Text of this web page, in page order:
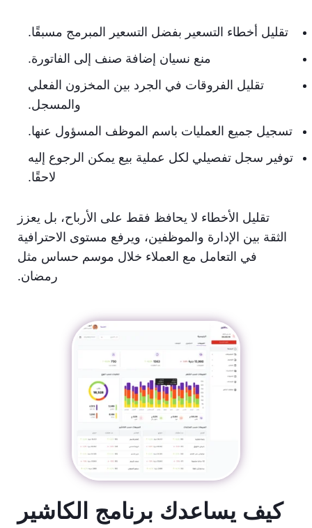
تقليل أخطاء التسعير بفضل التسعير المبرمج مسبقًا.
منع نسيان إضافة صنف إلى الفاتورة.
تقليل الفروقات في الجرد بين المخزون الفعلي
والمسجل.
تسجيل جميع العمليات باسم الموظف المسؤول عنها.
توفير سجل تفصيلي لكل عملية بيع يمكن الرجوع إليه
لاحقًا.
تقليل الأخطاء لا يحافظ فقط على الأرباح، بل يعزز
الثقة بين الإدارة والموظفين، ويرفع مستوى الاحترافية
في التعامل مع العملاء خلال موسم حساس مثل
رمضان.
كيف يساعدك برنامج الكاشير